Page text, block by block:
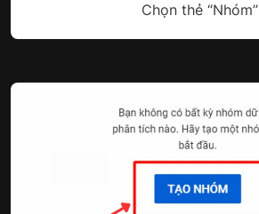
Chọn thẻ “Nhóm”